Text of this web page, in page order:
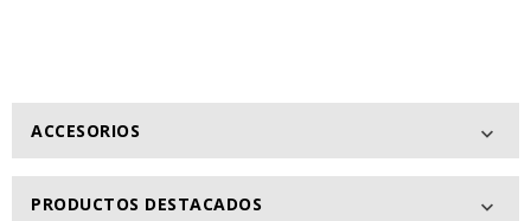
ACCESORIOS 
PRODUCTOS DESTACADOS 